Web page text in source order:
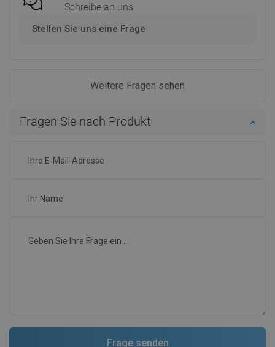
Schreibe an uns
Stellen Sie uns eine Frage
Weitere Fragen sehen
Fragen Sie nach Produkt